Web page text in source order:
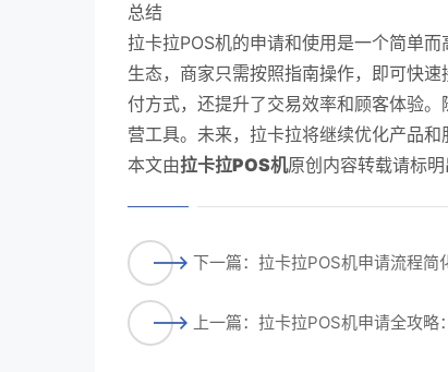
总结
拉卡拉POS机的申请和使用是一个简单
生态，商家只需按照指南操作，即可快
付方式，还提升了交易效率和顾客体验
营工具。未来，拉卡拉将继续优化产品和
本文由拉卡拉POS机原创内容转载请标明
下一篇：拉卡拉POS机申请流程简
上一篇：拉卡拉POS机申请全攻